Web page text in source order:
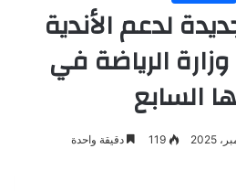
لدعم الأندية
الرياضة في
السابع
119 دقيقة واحدة